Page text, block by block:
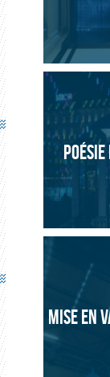
MISE EN